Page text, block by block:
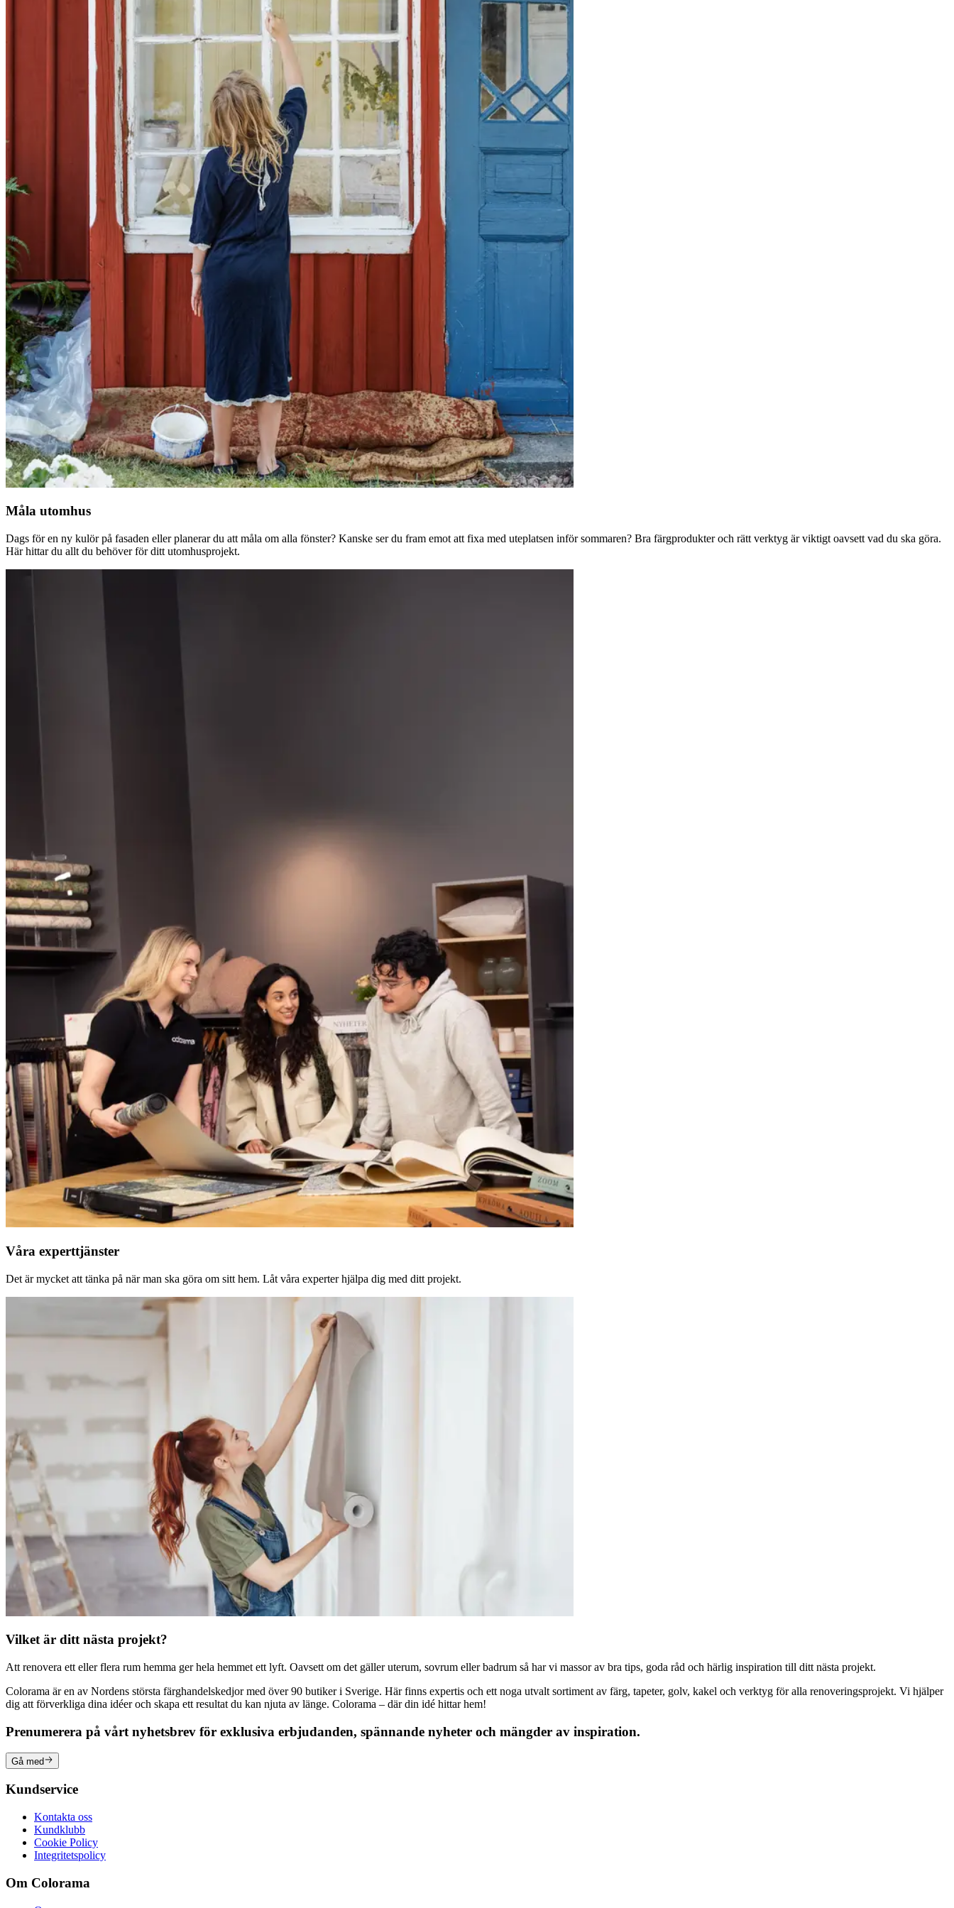
Måla utomhus
Dags för en ny kulör på fasaden eller planerar du att måla om alla fönster? Kanske ser du fram emot att fixa med uteplatsen inför sommaren? Bra färgprodukter och rätt verktyg är viktigt oavsett vad du ska göra.
Här hittar du allt du behöver för ditt utomhusprojekt.
Våra experttjänster
Det är mycket att tänka på när man ska göra om sitt hem. Låt våra experter hjälpa dig med ditt projekt.
Vilket är ditt nästa projekt?
Att renovera ett eller flera rum hemma ger hela hemmet ett lyft. Oavsett om det gäller uterum, sovrum eller badrum så har vi massor av bra tips, goda råd och härlig inspiration till ditt nästa projekt.
Colorama är en av Nordens största färghandelskedjor med över 90 butiker i Sverige. Här finns expertis och ett noga utvalt sortiment av färg, tapeter, golv, kakel och verktyg för alla renoveringsprojekt. Vi hjälper
dig att förverkliga dina idéer och skapa ett resultat du kan njuta av länge. Colorama – där din idé hittar hem!
Prenumerera på vårt nyhetsbrev för exklusiva erbjudanden, spännande nyheter och mängder av inspiration.
Gå med
Kundservice
Kontakta oss
Kundklubb
Cookie Policy
Integritetspolicy
Om Colorama